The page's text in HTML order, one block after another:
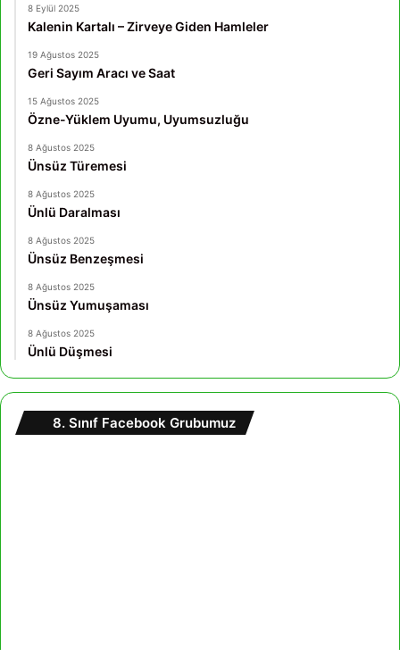
8 Eylül 2025
Kalenin Kartalı – Zirveye Giden Hamleler
19 Ağustos 2025
Geri Sayım Aracı ve Saat
15 Ağustos 2025
Özne-Yüklem Uyumu, Uyumsuzluğu
8 Ağustos 2025
Ünsüz Türemesi
8 Ağustos 2025
Ünlü Daralması
8 Ağustos 2025
Ünsüz Benzeşmesi
8 Ağustos 2025
Ünsüz Yumuşaması
8 Ağustos 2025
Ünlü Düşmesi
8. Sınıf Facebook Grubumuz